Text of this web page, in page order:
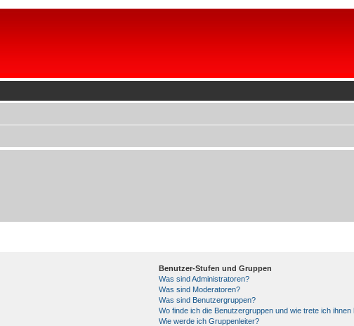
Benutzer-Stufen und Gruppen
Was sind Administratoren?
Was sind Moderatoren?
Was sind Benutzergruppen?
Wo finde ich die Benutzergruppen und wie trete ich ihnen
Wie werde ich Gruppenleiter?